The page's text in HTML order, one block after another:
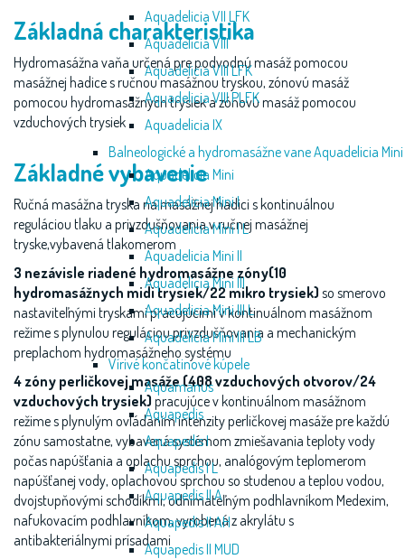
Aquadelicia VII LFK
Aquadelicia VIII
Aquadelicia VIII LFK
Aquadelicia VIII PLFK
Aquadelicia IX
Balneologické a hydromasážne vane Aquadelicia Mini
Aquadelicia Mini
Aquadelicia Mini I
Aquadelicia Mini I L
Aquadelicia Mini II
Aquadelicia Mini III
Aquadelicia Mini III L
Aquadelicia Mini III LB
Vírivé končatinové kúpele
Aquamanus
Aquapedis
Aquapedis I
Aquapedis I L
Aquapedis II A
Aquapedis II AH
Aquapedis II MUD
Základná charakteristika
Hydromasážna vaňa určená pre podvodnú masáž pomocou
masážnej hadice s ručnou masážnou tryskou, zónovú masáž
pomocou hydromasážnych trysiek a zónovú masáž pomocou
vzduchových trysiek
Základné vybavenie
Ručná masážna tryska na masážnej hadici s kontinuálnou
reguláciou tlaku a privzdušňovania v ručnej masážnej
tryske,vybavená tlakomerom
3 nezávisle riadené hydromasážne zóny(10
hydromasážnych midi trysiek/22 mikro trysiek) so smerovo
nastaviteľnými tryskami pracujúcimi v kontinuálnom masážnom
režime s plynulou reguláciou privzdušňovania a mechanickým
preplachom hydromasážneho systému
4 zóny perličkovej masáže (408 vzduchových otvorov/24
vzduchových trysiek) pracujúce v kontinuálnom masážnom
režime s plynulým ovládaním intenzity perličkovej masáže pre každú
zónu samostatne, vybavená systémom zmiešavania teploty vody
počas napúšťania a oplachu sprchou, analógovým teplomerom
napúšťanej vody, oplachovou sprchou so studenou a teplou vodou,
dvojstupňovými schodíkmi, odnímateľným podhlavníkom Medexim,
nafukovacím podhlavníkom, vyrobená z akrylátu s
antibakteriálnymi prísadami